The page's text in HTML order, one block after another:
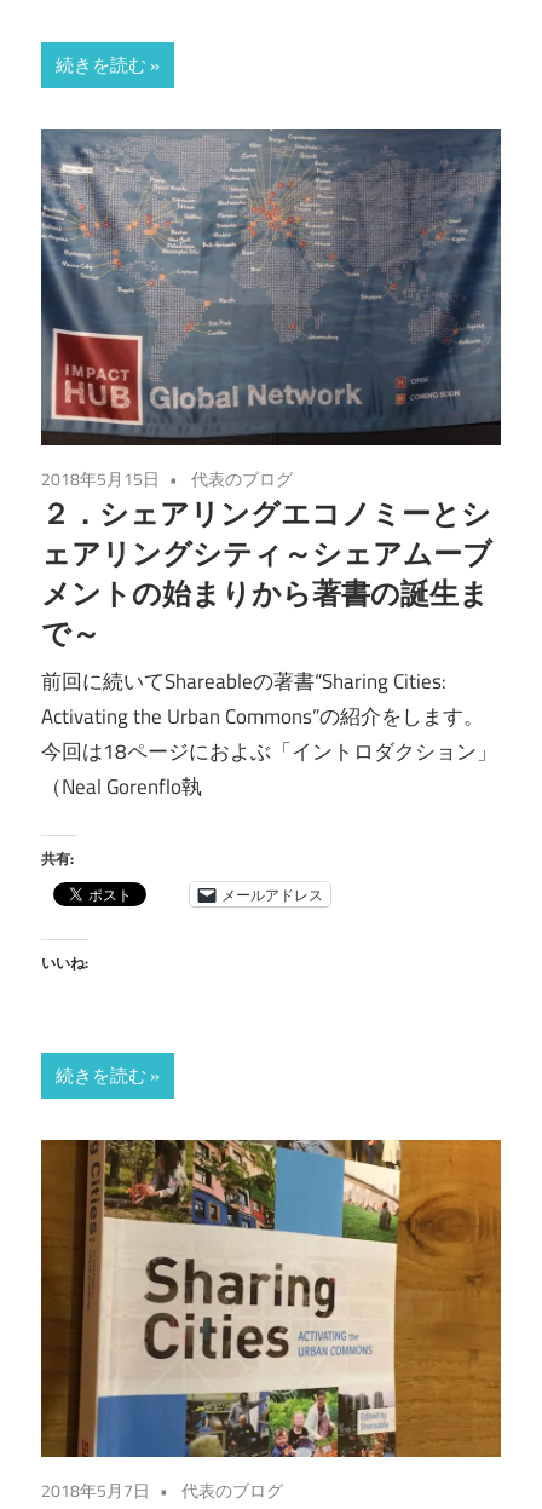
続きを読む
2018年5月15日 代表のブログ
２．シェアリングエコノミーとシ
ェアリングシティ～シェアムーブ
メントの始まりから著書の誕生ま
で～
前回に続いてShareableの著書“Sharing Cities:
Activating the Urban Commons”の紹介をします。
今回は18ページにおよぶ「イントロダクション」
（Neal Gorenflo執
共有:
メールアドレス
いいね:
続きを読む
2018年5月7日 代表のブログ